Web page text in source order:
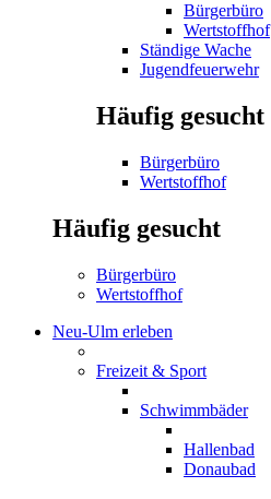
Bürgerbüro
Wertstoffhof
Ständige Wache
Jugendfeuerwehr
Häufig gesucht
Bürgerbüro
Wertstoffhof
Häufig gesucht
Bürgerbüro
Wertstoffhof
Neu-Ulm erleben
Freizeit & Sport
Schwimmbäder
Hallenbad
Donaubad